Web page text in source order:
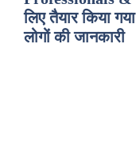
लिए तैयार किया
लोगों की जानकारी